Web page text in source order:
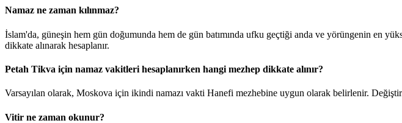
Namaz ne zaman kılınmaz?
İslam'da, güneşin hem gün doğumunda hem de gün batımında ufku geçtiği anda ve yörüngenin en
dikkate alınarak hesaplanır.
Petah Tikva için namaz vakitleri hesaplanırken hangi mezhep dikkate alınır?
Varsayılan olarak, Moskova için ikindi namazı vakti Hanefi mezhebine uygun olarak belirlenir. Değiştir
Vitir ne zaman okunur?